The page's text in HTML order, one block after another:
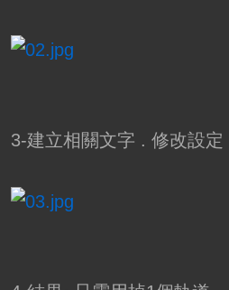
3-建立相關文字 . 修改設定